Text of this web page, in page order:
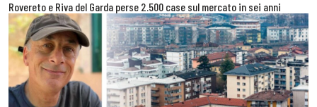
Rovereto e Riva del Garda perse 2.500 case sul mercato in sei anni